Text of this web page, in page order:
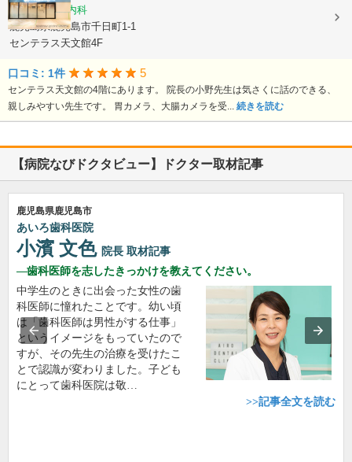
消化器内科, 内科
鹿児島県鹿児島市千日町1-1
センテラス天文館4F
口コミ: 1件 5
センテラス天文館の4階にあります。 院長の小野先生は気さくに話のできる、
親しみやすい先生です。 胃カメラ、大腸カメラを受... 続きを読む
【病院なびドクタビュー】ドクター取材記事
鹿児島県鹿児島市
あいろ歯科医院
小濱 文色 院長 取材記事
歯科医師を志したきっかけを教えてください。
中学生のときに出会った女性の歯
科医師に憧れたことです。幼い頃
は「歯科医師は男性がする仕事」
というイメージをもっていたので
すが、その先生の治療を受けたこ
とで認識が変わりました。子ども
にとって歯科医院は敬…
>>記事全文を読む